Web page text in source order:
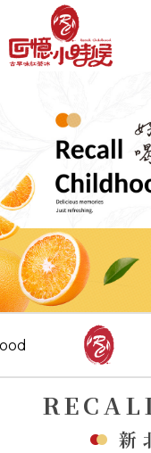
加盟優勢
飲品介紹
分店資訊
最新消息
聯絡我們
關於品牌
加盟優勢
分店資訊
最新消息
聯絡我們
CONTACT US
新